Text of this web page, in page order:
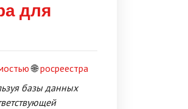
для
🌐росреестра
базы данных